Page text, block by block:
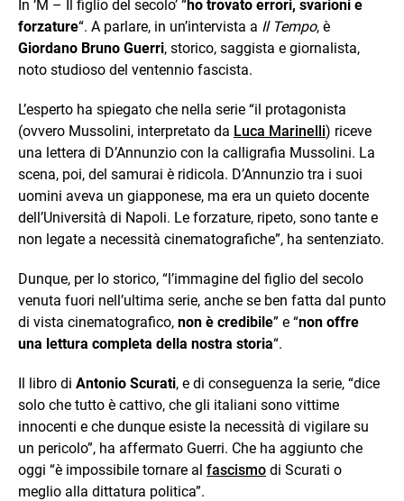
In ‘M – Il figlio del secolo’ “ho trovato errori, svarioni e
forzature“. A parlare, in un’intervista a Il Tempo, è
Giordano Bruno Guerri, storico, saggista e giornalista,
noto studioso del ventennio fascista.
L’esperto ha spiegato che nella serie “il protagonista
(ovvero Mussolini, interpretato da Luca Marinelli) riceve
una lettera di D’Annunzio con la calligrafia Mussolini. La
scena, poi, del samurai è ridicola. D’Annunzio tra i suoi
uomini aveva un giapponese, ma era un quieto docente
dell’Università di Napoli. Le forzature, ripeto, sono tante e
non legate a necessità cinematografiche”, ha sentenziato.
Dunque, per lo storico, “l’immagine del figlio del secolo
venuta fuori nell’ultima serie, anche se ben fatta dal punto
di vista cinematografico, non è credibile” e “non offre
una lettura completa della nostra storia“.
Il libro di Antonio Scurati, e di conseguenza la serie, “dice
solo che tutto è cattivo, che gli italiani sono vittime
innocenti e che dunque esiste la necessità di vigilare su
un pericolo”, ha affermato Guerri. Che ha aggiunto che
oggi “è impossibile tornare al fascismo di Scurati o
meglio alla dittatura politica”.